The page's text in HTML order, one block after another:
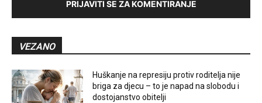
PRIJAVITI SE ZA KOMENTIRANJE
VEZANO
Huškanje na represiju protiv roditelja nije
briga za djecu – to je napad na slobodu i
dostojanstvo obitelji